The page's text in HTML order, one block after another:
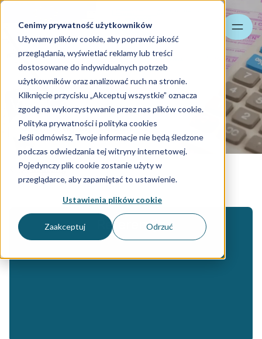
Cenimy prywatność użytkowników
Używamy plików cookie, aby poprawić jakość
przeglądania, wyświetlać reklamy lub treści
dostosowane do indywidualnych potrzeb
użytkowników oraz analizować ruch na stronie.
Kliknięcie przycisku „Akceptuj wszystkie” oznacza
zgodę na wykorzystywanie przez nas plików cookie.
Polityka prywatności i polityka cookies
Jeśli odmówisz, Twoje informacje nie będą śledzone
podczas odwiedzania tej witryny internetowej.
Pojedynczy plik cookie zostanie użyty w
przeglądarce, aby zapamiętać to ustawienie.
Ustawienia plików cookie
Zaakceptuj Odrzuć
VAT Compliance
Skontaktuj się z nami
Consulting
Referencje